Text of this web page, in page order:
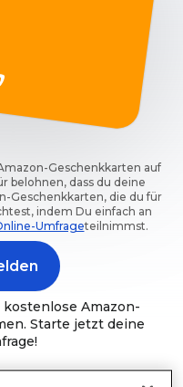
Geschenkkarten auf
belohnen, dass du deine
Geschenkkarten, die du für
indem Du einfach an
Umfrageteilnimmst.
Amazon-
Starte jetzt deine